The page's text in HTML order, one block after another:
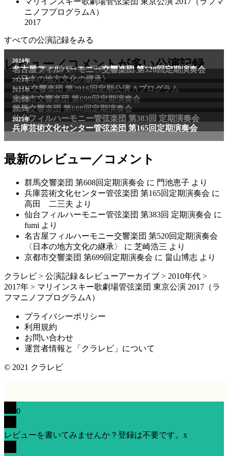
ニノフプログラムA）
2017
すべての公演記録をみる
レビュー／コメントが多い公演記録
2011年
NHK交響楽団 第1706回定期公演Aプログラム
2024年
名古屋フィルハーモニー交響楽団 第520回定期演奏会
〈日本の地方文化の継承〉
2024年
NHK交響楽団 第2016回定期公演 Aプログラム
2025年
京都市交響楽団 第699回定期演奏会
2025年
群馬交響楽団 第608回定期演奏会
2025年
仙台フィルハーモニー管弦楽団 第383回 定期演奏会
2025年
兵庫芸術文化センター管弦楽団 第165回定期演奏会
最新のレビュー／コメント
群馬交響楽団 第608回定期演奏会 に 門池恵子 より
兵庫芸術文化センター管弦楽団 第165回定期演奏会 に
高田 二三夫 より
仙台フィルハーモニー管弦楽団 第383回 定期演奏会 に
fumi より
名古屋フィルハーモニー交響楽団 第520回定期演奏会
〈日本の地方文化の継承〉
に 芝崎浩三 より
京都市交響楽団 第699回定期演奏会 に 畠山博志 より
クラレビ > 公演記録＆レビューアーカイブ > 2010年代 >
2017年 > マリインスキー歌劇場管弦楽団 東京公演 2017（ラ
フマニノフプログラムA）
プライバシーポリシー
利用規約
お問い合わせ
運営者情報と「クラレビ」について
© 2021 クラレビ
0
レビューを書いてみませんか？登録は不要です。 x